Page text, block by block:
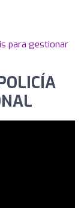
para gestionar